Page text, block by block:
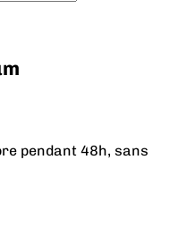
pendant 48h, sans